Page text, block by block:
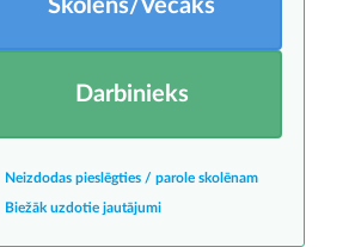
Skolēns/Vecāks
Darbinieks
Neizdodas pieslēgties / parole skolēnam
Biežāk uzdotie jautājumi